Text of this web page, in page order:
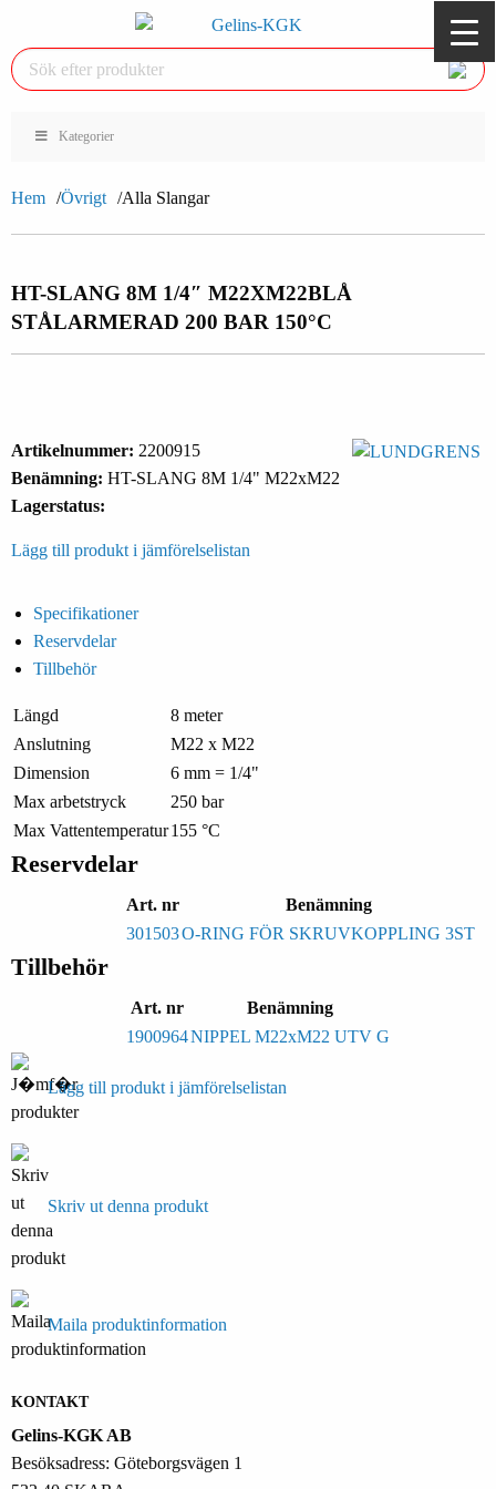
Kategorier
Hem Övrigt Alla Slangar
HT-SLANG 8M 1/4″ M22XM22BLÅ
STÅLARMERAD 200 BAR 150°C
Artikelnummer: 2200915
Benämning: HT-SLANG 8M 1/4" M22xM22
Lagerstatus:
Lägg till produkt i jämförelselistan
Specifikationer
Reservdelar
Tillbehör
Längd
8 meter
Anslutning
M22 x M22
Dimension
6 mm = 1/4"
Max arbetstryck
250 bar
Max Vattentemperatur155 °C
Reservdelar
Art. nr
Benämning
301503O-RING FÖR SKRUVKOPPLING 3ST
Tillbehör
Art. nr
Benämning
1900964NIPPEL M22xM22 UTV G
Lägg till produkt i jämförelselistan
Skriv ut denna produkt
Maila produktinformation
KONTAKT
Gelins-KGK AB
Besöksadress: Göteborgsvägen 1